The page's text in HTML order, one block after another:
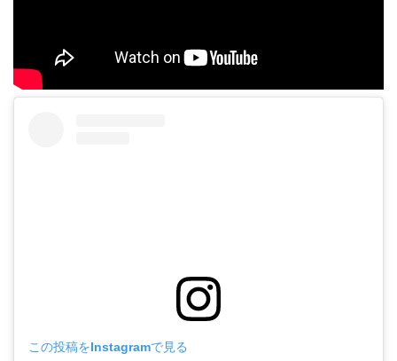
この投稿をInstagramで見る